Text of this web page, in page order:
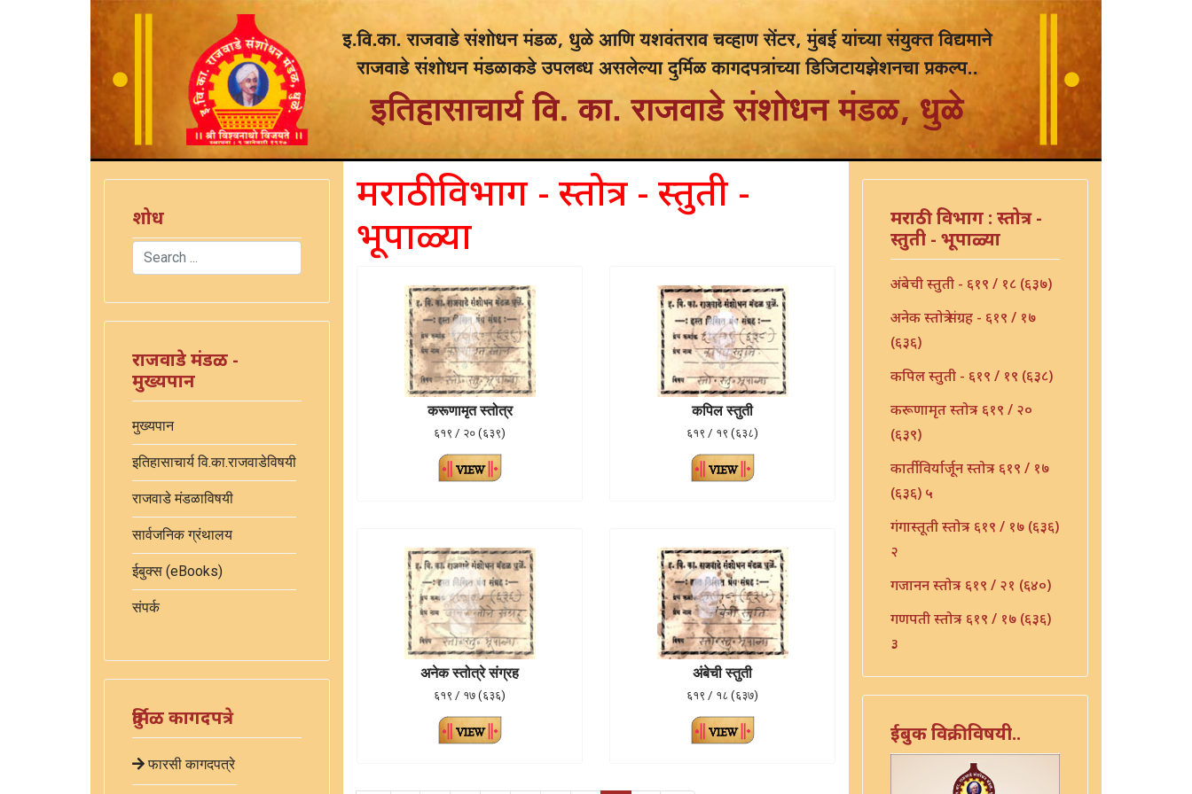
शोध
Search
राजवाडे मंडळ -
मुख्यपान
मुख्यपान
इतिहासाचार्य वि.का.राजवाडेविषयी
राजवाडे मंडळाविषयी
सार्वजनिक ग्रंथालय
ईबुक्स (eBooks)
संपर्क
दुर्मिळ कागदपत्रे
फारसी कागदपत्रे
मराठी विभाग - स्तोत्र - स्तुती -
भूपाळ्या
करूणामृत स्तोत्र
६१९ / २० (६३९)
कपिल स्तुती
६१९ / १९ (६३८)
अनेक स्तोत्रे संग्रह
६१९ / १७ (६३६)
अंबेची स्तुती
६१९ / १८ (६३७)
मराठी विभाग : स्तोत्र -
स्तुती - भूपाळ्या
अंबेची स्तुती - ६१९ / १८ (६३७)
अनेक स्तोत्रे संग्रह - ६१९ / १७
(६३६)
कपिल स्तुती - ६१९ / १९ (६३८)
करूणामृत स्तोत्र - ६१९ / २०
(६३९)
कार्तीविर्यार्जून स्तोत्र - ६१९ / १७
(६३६) ५
गंगास्तूती स्तोत्र - ६१९ / १७ (६३६)
२
गजानन स्तोत्र - ६१९ / २१ (६४०)
गणपती स्तोत्र - ६१९ / १७ (६३६)
३
गीता स्तोत्र - ६१९ / २२ (६४१)
गुरू स्तुती - ६१९ / २४ (६४३)
जय विठ्ठल - ६१९ / २५ (६४४)
ईबुक विक्रीविषयी..